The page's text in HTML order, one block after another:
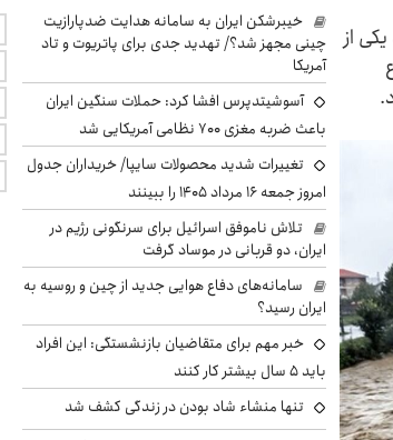
از
خیبرشکن ایران به سامانه هدایت ضدپارازیت
چینی مجهز شد؟/ تهدید جدی برای پاتریوت و تاد
آمریکا
آسوشیتدپرس افشا کرد: حملات سنگین ایران
باعث ضربه مغزی ۷۰۰ نظامی آمریکایی شد
تغییرات شدید محصولات سایپا/ خریداران جدول
امروز جمعه ۱۶ مرداد ۱۴۰۵ را ببینند
تلاش ناموفق اسرائیل برای سرنگونی رژیم در
ایران، دو قربانی در موساد گرفت
سامانه‌های دفاع هوایی جدید از چین و روسیه به
ایران رسید؟
خبر مهم برای متقاضیان بازنشستگی: این افراد
باید ۵ سال بیشتر کار کنند
تنها منشاء شاد بودن در زندگی کشف شد